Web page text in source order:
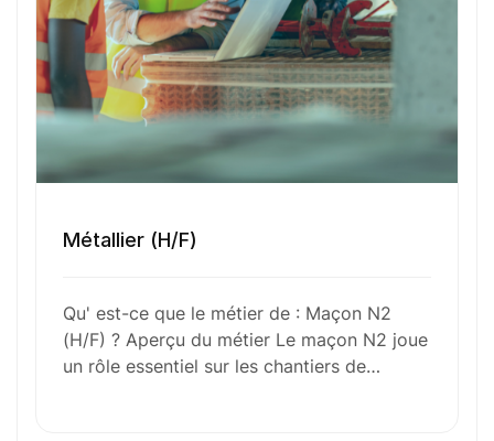
Numéro de téléphone
Sélectionner une agence Oxygène Intérim/ BTT
Glisser & déposer les fichiers ici
ou
Parcourir les fichiers
Métallier (H/F)
Qu' est-ce que le métier de : Maçon N2
(H/F) ? Aperçu du métier Le maçon N2 joue
un rôle essentiel sur les chantiers de…